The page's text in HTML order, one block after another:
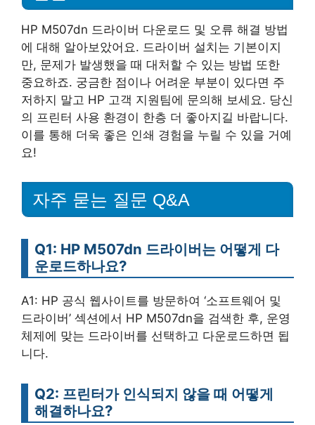
HP M507dn 드라이버 다운로드 및 오류 해결 방법
에 대해 알아보았어요. 드라이버 설치는 기본이지
만, 문제가 발생했을 때 대처할 수 있는 방법 또한
중요하죠. 궁금한 점이나 어려운 부분이 있다면 주
저하지 말고 HP 고객 지원팀에 문의해 보세요. 당신
의 프린터 사용 환경이 한층 더 좋아지길 바랍니다.
이를 통해 더욱 좋은 인쇄 경험을 누릴 수 있을 거예
요!
자주 묻는 질문 Q&A
Q1: HP M507dn 드라이버는 어떻게 다
운로드하나요?
A1: HP 공식 웹사이트를 방문하여 ‘소프트웨어 및
드라이버’ 섹션에서 HP M507dn을 검색한 후, 운영
체제에 맞는 드라이버를 선택하고 다운로드하면 됩
니다.
Q2: 프린터가 인식되지 않을 때 어떻게
해결하나요?